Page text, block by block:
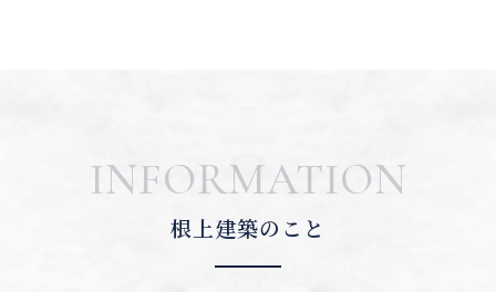
INFORMATION
根上建築のこと